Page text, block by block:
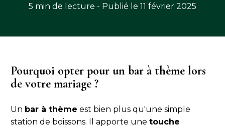
5 min de lecture - Publié le 11 février 2025
Pourquoi opter pour un bar à thème lors
de votre mariage ?
Un bar à thème est bien plus qu'une simple
station de boissons. Il apporte une touche